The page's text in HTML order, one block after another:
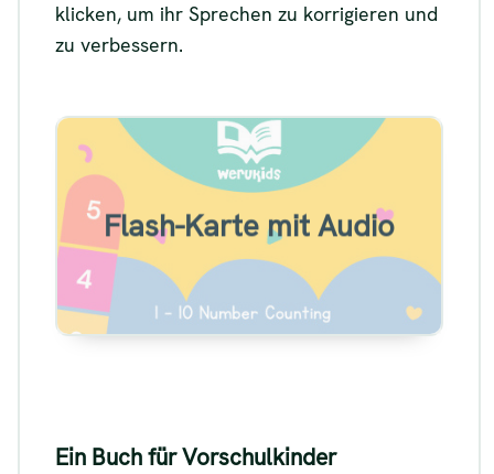
klicken, um ihr Sprechen zu korrigieren und
zu verbessern.
Flash-Karte mit Audio
Beispiel Sprachlernkarte
Siehe
Ein Buch für Vorschulkinder